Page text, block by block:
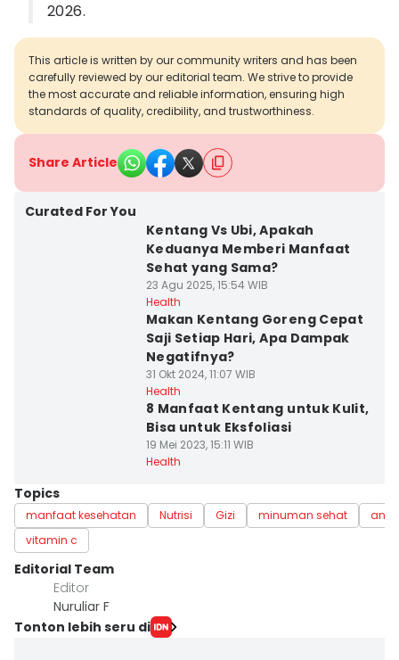
2026.
This article is written by our community writers and has been
carefully reviewed by our editorial team. We strive to provide
the most accurate and reliable information, ensuring high
standards of quality, credibility, and trustworthiness.
Share Article
Curated For You
Kentang Vs Ubi, Apakah
Keduanya Memberi Manfaat
Sehat yang Sama?
23 Agu 2025, 15:54 WIB
Health
Makan Kentang Goreng Cepat
Saji Setiap Hari, Apa Dampak
Negatifnya?
31 Okt 2024, 11:07 WIB
Health
8 Manfaat Kentang untuk Kulit,
Bisa untuk Eksfoliasi
19 Mei 2023, 15:11 WIB
Health
Topics
manfaat kesehatan Nutrisi Gizi minuman sehat
vitamin c
Editorial Team
Editor
Nuruliar F
Tonton lebih seru di